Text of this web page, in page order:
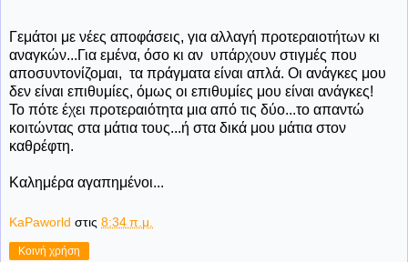
Γεμάτοι με νέες αποφάσεις, για αλλαγή προτεραιοτήτων κι
αναγκών...Για εμένα, όσο κι αν υπάρχουν στιγμές που
αποσυντονίζομαι, τα πράγματα είναι απλά. Οι ανάγκες μου
δεν είναι επιθυμίες, όμως οι επιθυμίες μου είναι ανάγκες!
Το πότε έχει προτεραιότητα μια από τις δύο...το απαντώ
κοιτώντας στα μάτια τους...ή στα δικά μου μάτια στον
καθρέφτη.
Καλημέρα αγαπημένοι...
KaPaworld στις 8:34 π.μ.
Κοινή χρήση